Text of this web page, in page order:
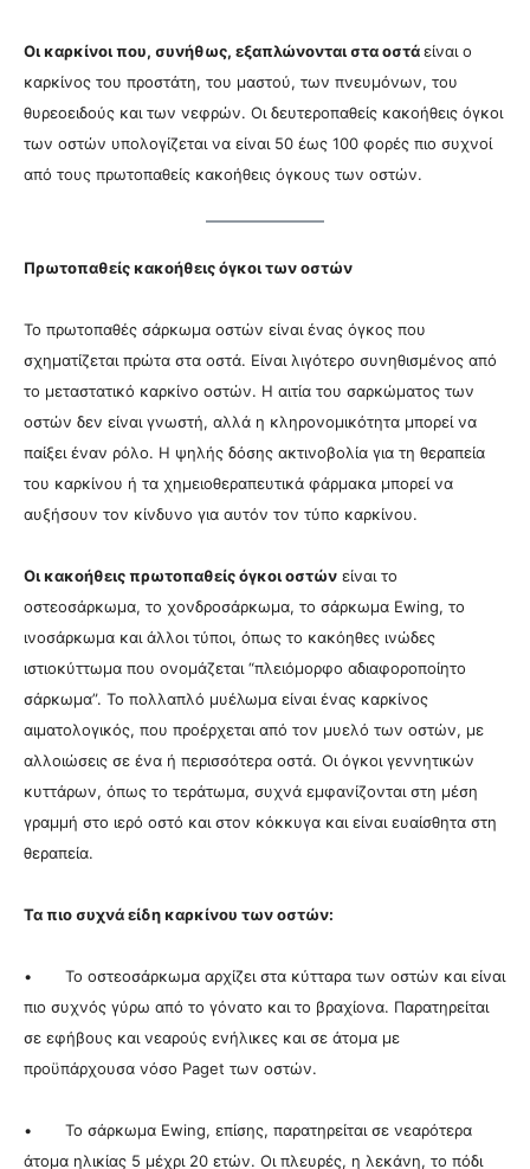
Οι καρκίνοι που, συνήθως, εξαπλώνονται στα οστάείναι ο
καρκίνος του προστάτη, του μαστού, των πνευμόνων, του
θυρεοειδούς και των νεφρών. Οι δευτεροπαθείς κακοήθεις όγκοι
των οστών υπολογίζεται να είναι 50 έως 100 φορές πιο συχνοί
από τους πρωτοπαθείς κακοήθεις όγκους των οστών.
Πρωτοπαθείς κακοήθεις όγκοι των οστών
Το πρωτοπαθές σάρκωμα οστών είναι ένας όγκος που
σχηματίζεται πρώτα στα οστά. Είναι λιγότερο συνηθισμένος από
το μεταστατικό καρκίνο οστών. Η αιτία του σαρκώματος των
οστών δεν είναι γνωστή, αλλά η κληρονομικότητα μπορεί να
παίξει έναν ρόλο. Η ψηλής δόσης ακτινοβολία για τη θεραπεία
του καρκίνου ή τα χημειοθεραπευτικά φάρμακα μπορεί να
αυξήσουν τον κίνδυνο για αυτόν τον τύπο καρκίνου.
Οι κακοήθεις πρωτοπαθείς όγκοι οστών είναι το
οστεοσάρκωμα, το χονδροσάρκωμα, το σάρκωμα Ewing, το
ινοσάρκωμα και άλλοι τύποι, όπως το κακόηθες ινώδες
ιστιοκύττωμα που ονομάζεται “πλειόμορφο αδιαφοροποίητο
σάρκωμα”. Το πολλαπλό μυέλωμα είναι ένας καρκίνος
αιματολογικός, που προέρχεται από τον μυελό των οστών, με
αλλοιώσεις σε ένα ή περισσότερα οστά. Οι όγκοι γεννητικών
κυττάρων, όπως το τεράτωμα, συχνά εμφανίζονται στη μέση
γραμμή στο ιερό οστό και στον κόκκυγα και είναι ευαίσθητα στη
θεραπεία.
Τα πιο συχνά είδη καρκίνου των οστών:
• Το οστεοσάρκωμα αρχίζει στα κύτταρα των οστών και είναι
πιο συχνός γύρω από το γόνατο και το βραχίονα. Παρατηρείται
σε εφήβους και νεαρούς ενήλικες και σε άτομα με
προϋπάρχουσα νόσο Paget των οστών.
• Το σάρκωμα Ewing, επίσης, παρατηρείται σε νεαρότερα
άτομα ηλικίας 5 μέχρι 20 ετών. Οι πλευρές, η λεκάνη, το πόδι